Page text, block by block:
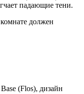
падающие тени.
должен
(Flos), дизайн